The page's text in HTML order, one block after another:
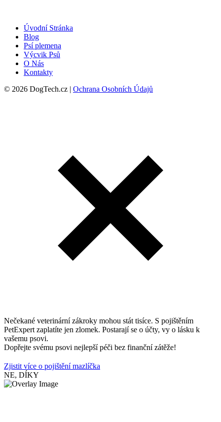
Úvodní Stránka
Blog
Psí plemena
Výcvik Psů
O Nás
Kontakty
© 2026 DogTech.cz | Ochrana Osobních Údajů
Nečekané veterinární zákroky mohou stát tisíce. S pojištěním
PetExpert zaplatíte jen zlomek. Postarají se o účty, vy o lásku k
vašemu psovi.
Dopřejte svému psovi nejlepší péči bez finanční zátěže!
Zjistit více o pojištění mazlíčka
NE, DÍKY